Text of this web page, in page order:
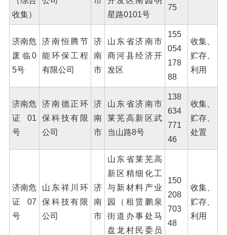
收集）
星路0101号
75
济南危
废临0
5号
济南恒腾节
能环保工程
有限公司
济
南
市
山东省济南市
商河县经济开
发区
155
054
178
88
收集、
贮存、
利用
济南危
证01
号
济南德正环
保科技有限
公司
济
南
市
山东省济南市
莱芜高新区武
当山路8号
138
634
771
46
收集、
贮存、
处置
济南危
证07
号
山东祥川环
保科技有限
公司
济
南
市
山东省莱芜高
新区精细化工
与新材料产业
园（租赁鹏泉
街道办事处马
盘龙村民委员
150
208
703
48
收集、
贮存、
利用